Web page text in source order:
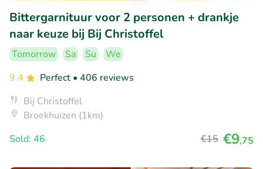
Bittergarnituur voor 2 personen + drankje
naar keuze bij Bij Christoffel
Tomorrow Sa Su
We
9.4
Perfect • 406 reviews
Bij Christoffel
Broekhuizen (1km)
Sold: 46
€15 €9,75